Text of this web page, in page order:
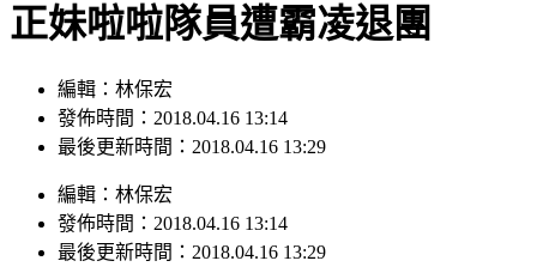
正妹啦啦隊員遭霸凌退團
編輯：林保宏
發佈時間：2018.04.16 13:14
最後更新時間：2018.04.16 13:29
編輯 ： 林保宏
發佈時間： 2018.04.16 13:14
最後更新時間： 2018.04.16 13:29